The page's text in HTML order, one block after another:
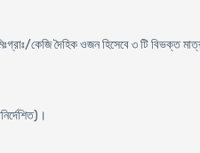
কেজি দৈহিক ওজন হিসেবে ৩ টি বিভক্ত